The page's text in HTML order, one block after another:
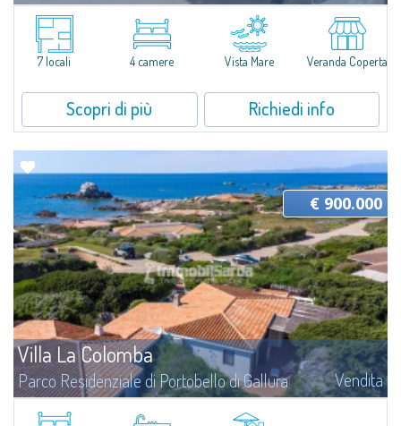
Immersa nella quiete della campagna gallurese, a pochi minuti dal
porticciolo di Porto Pozzo e a soli 15 minuti d’auto da Santa Teresa Gallura,
questa affascinante villa indipendente rappresenta la soluzione ideale...
7 locali 4 camere Vista Mare Veranda Coperta
Scopri di più Richiedi info
Villa La Colomba
Parco Residenziale di Portobello di Gallura Vendita
rappresenta un raffinato equilibrio tra natura, privacy e qualità dell'abitare,
€ 900.000